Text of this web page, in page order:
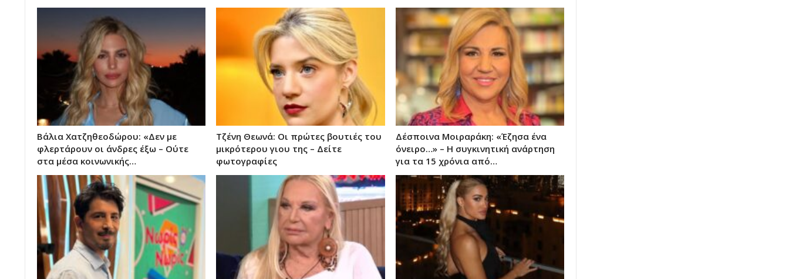
Βάλια Χατζηθεοδώρου: «Δεν με
φλερτάρουν οι άνδρες έξω – Ούτε
στα μέσα κοινωνικής…
Τζένη Θεωνά: Οι πρώτες βουτιές του
μικρότερου γιου της – Δείτε
φωτογραφίες
Δέσποινα Μοιραράκη: «Έζησα ένα
όνειρο…» – Η συγκινητική ανάρτηση
για τα 15 χρόνια από…